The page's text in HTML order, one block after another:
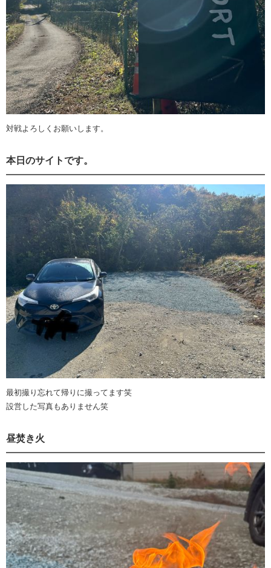
対戦よろしくお願いします。
本日のサイトです。
最初撮り忘れて帰りに撮ってます笑
設営した写真もありません笑
昼焚き火